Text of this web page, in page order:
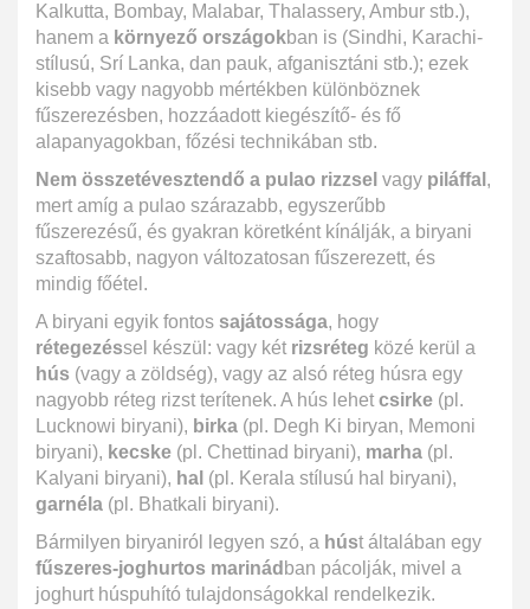
Kalkutta, Bombay, Malabar, Thalassery, Ambur stb.),
hanem a környező országokban is (Sindhi, Karachi-
stílusú, Srí Lanka, dan pauk, afganisztáni stb.); ezek
kisebb vagy nagyobb mértékben különböznek
fűszerezésben, hozzáadott kiegészítő- és fő
alapanyagokban, főzési technikában stb.
Nem összetévesztendő a pulao rizzsel vagy piláffal ,
mert amíg a pulao szárazabb, egyszerűbb
fűszerezésű, és gyakran köretként kínálják, a biryani
szaftosabb, nagyon változatosan fűszerezett, és
mindig főétel.
A biryani egyik fontos sajátossága, hogy
rétegezéssel készül: vagy két rizsréteg közé kerül a
hús (vagy a zöldség), vagy az alsó réteg húsra egy
nagyobb réteg rizst terítenek. A hús lehet csirke (pl.
Lucknowi biryani), birka (pl. Degh Ki biryan, Memoni
biryani), kecske (pl. Chettinad biryani), marha (pl.
Kalyani biryani), hal (pl. Kerala stílusú hal biryani),
garnéla (pl. Bhatkali biryani).
Bármilyen biryaniról legyen szó, a húst általában egy
fűszeres-joghurtos marinád ban pácolják, mivel a
joghurt húspuhító tulajdonságokkal rendelkezik.